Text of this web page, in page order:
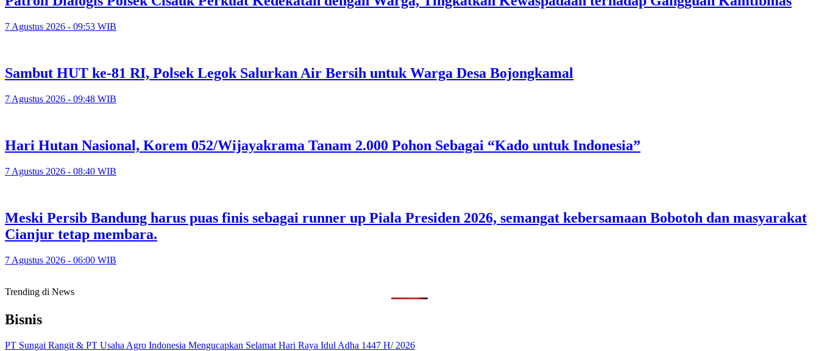
7 Agustus 2026 - 09:53 WIB
Sambut HUT ke-81 RI, Polsek Legok Salurkan Air Bersih untuk Warga Desa Bojongkamal
7 Agustus 2026 - 09:48 WIB
Hari Hutan Nasional, Korem 052/Wijayakrama Tanam 2.000 Pohon Sebagai “Kado untuk Indonesia”
7 Agustus 2026 - 08:40 WIB
Meski Persib Bandung harus puas finis sebagai runner up Piala Presiden 2026, semangat kebersamaan Bobotoh dan masyarakat
Cianjur tetap membara.
7 Agustus 2026 - 06:00 WIB
Trending di News
Bisnis
PT Sungai Rangit & PT Usaha Agro Indonesia Mengucapkan Selamat Hari Raya Idul Adha 1447 H/ 2026